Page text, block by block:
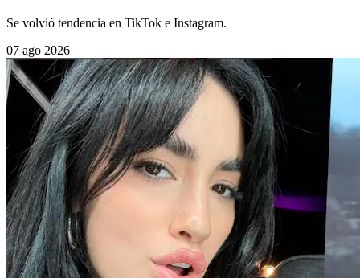
Se volvió tendencia en TikTok e Instagram.
07 ago 2026